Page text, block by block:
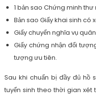
1 bản sao Chứng minh
Bản sao Giấy khai sinh
Giấy chuyển nghĩa vụ
Giấy chứng nhận đổi
tượng ưu tiên.
Sau khi chuẩn bị đầy đủ hồ
tuyển sinh theo thời gian